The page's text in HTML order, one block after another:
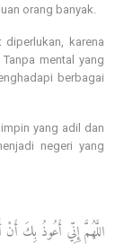
orang banyak.
karena
mental yang
berbagai
yang adil dan
negeri yang
اللَّهُمَّ إِنِّي أَعُوذُ بِكَ